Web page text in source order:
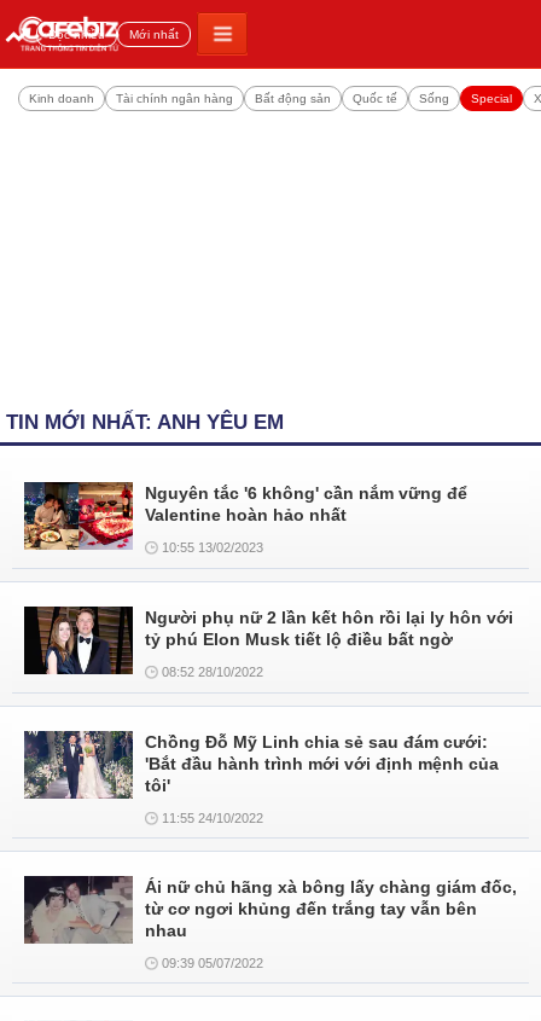
Đọc nhiều Mới nhất
Kinh doanh Tài chính ngân hàng Bất động sản Quốc tế Sống Special
TIN MỚI NHẤT: ANH YÊU EM
Nguyên tắc '6 không' cần nắm vững để
Valentine hoàn hảo nhất
10:55 13/02/2023
Người phụ nữ 2 lần kết hôn rồi lại ly hôn với
tỷ phú Elon Musk tiết lộ điều bất ngờ
08:52 28/10/2022
Chồng Đỗ Mỹ Linh chia sẻ sau đám cưới:
'Bắt đầu hành trình mới với định mệnh của
tôi'
11:55 24/10/2022
Ái nữ chủ hãng xà bông lấy chàng giám đốc,
từ cơ ngơi khủng đến trắng tay vẫn bên
nhau
09:39 05/07/2022